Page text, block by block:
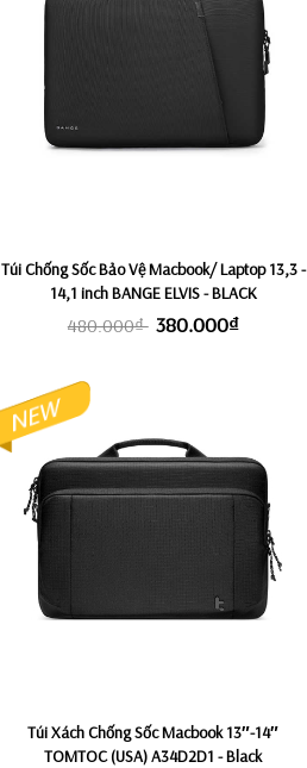
Túi Chống Sốc Bảo Vệ Macbook/ Laptop 13,3 -
14,1 inch BANGE ELVIS - BLACK
480.000₫ 380.000₫
Túi Xách Chống Sốc Macbook 13″-14″
TOMTOC (USA) A34D2D1 - Black